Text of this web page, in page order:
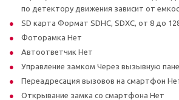
по детектору движения зависит от
SD карта Формат SDHC, SDXC, от 8 до
Фоторамка Нет
Автоответчик Нет
Управление замком Через вызывную
Переадресация вызовов на смартфон
Открывание замка со смартфона Нет